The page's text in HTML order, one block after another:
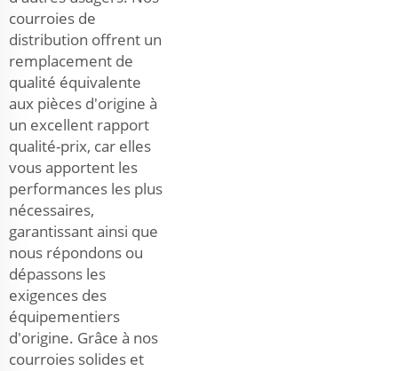
courroies de
distribution offrent un
remplacement de
qualité équivalente
aux pièces d'origine à
un excellent rapport
qualité-prix, car elles
vous apportent les
performances les plus
nécessaires,
garantissant ainsi que
nous répondons ou
dépassons les
exigences des
équipementiers
d'origine. Grâce à nos
courroies solides et